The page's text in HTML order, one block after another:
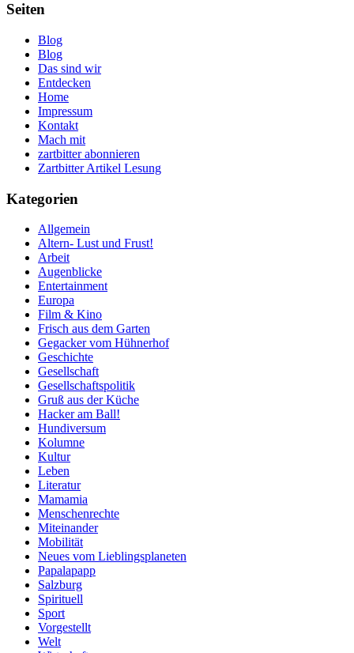
Seiten
Blog
Blog
Das sind wir
Entdecken
Home
Impressum
Kontakt
Mach mit
zartbitter abonnieren
Zartbitter Artikel Lesung
Kategorien
Allgemein
Altern- Lust und Frust!
Arbeit
Augenblicke
Entertainment
Europa
Film & Kino
Frisch aus dem Garten
Gegacker vom Hühnerhof
Geschichte
Gesellschaft
Gesellschaftspolitik
Gruß aus der Küche
Hacker am Ball!
Hundiversum
Kolumne
Kultur
Leben
Literatur
Mamamia
Menschenrechte
Miteinander
Mobilität
Neues vom Lieblingsplaneten
Papalapapp
Salzburg
Spirituell
Sport
Vorgestellt
Welt